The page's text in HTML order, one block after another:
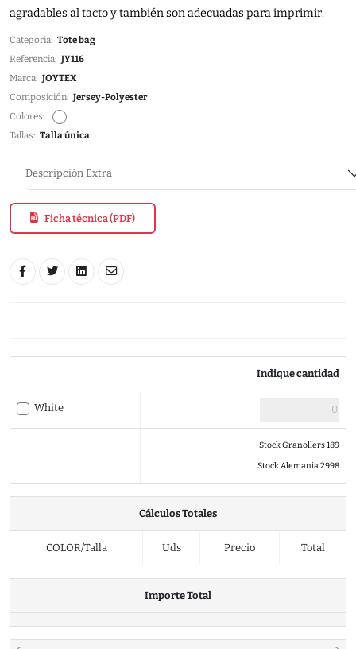
agradables al tacto y también son adecuadas para imprimir.
Categoria: Tote bag
Referencia: JY116
Marca: JOYTEX
Composición: Jersey-Polyester
Colores:
Tallas: Talla única
Descripción Extra
Ficha técnica (PDF)
Indique cantidad
White
Stock Granollers 189
Stock Alemania 2998
Cálculos Totales
COLOR/Talla Uds Precio Total
Importe Total